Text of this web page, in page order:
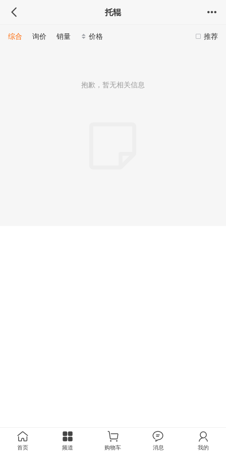
托辊
推荐
综合 询价 销量 价格
抱歉，暂无相关信息
首页 频道 购物车 消息 我的